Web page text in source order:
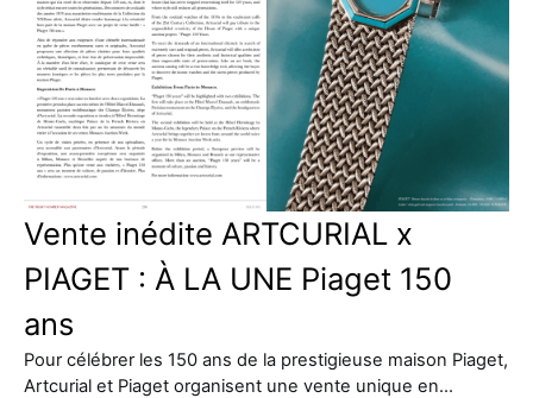
Vente inédite ARTCURIAL x
PIAGET : À LA UNE Piaget 150
ans
Pour célébrer les 150 ans de la prestigieuse maison Piaget,
Artcurial et Piaget organisent une vente unique en…